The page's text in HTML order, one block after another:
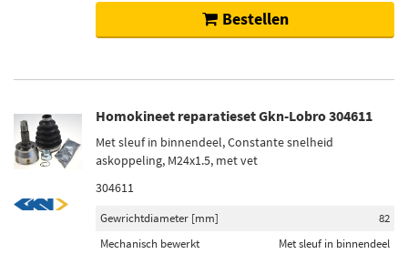
Bestellen
Homokineet reparatieset Gkn-Lobro 304611
Met sleuf in binnendeel, Constante snelheid
askoppeling, M24x1.5, met vet
304611
Gewrichtdiameter [mm]
82
Mechanisch bewerkt
Met sleuf in binnendeel